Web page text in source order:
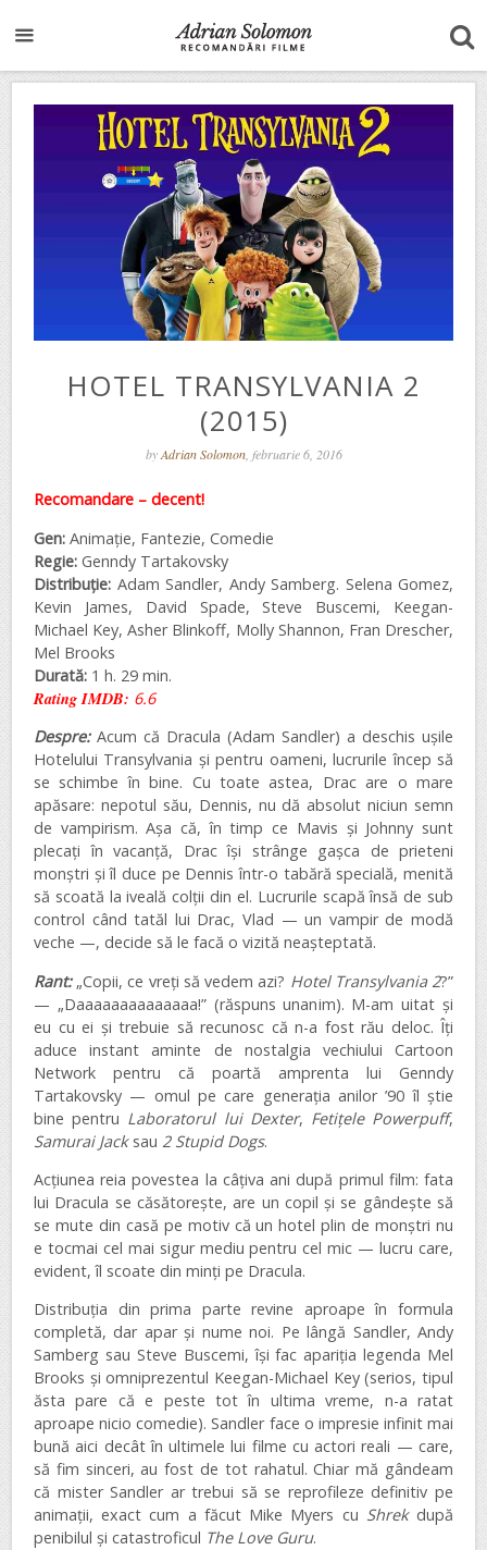
HOTEL TRANSYLVANIA 2
(2015)
byAdrian Solomon, februarie 6, 2016
Recomandare – decent!
Gen: Animație, Fantezie, Comedie
Regie: Genndy Tartakovsky
Distribuție: Adam Sandler, Andy Samberg. Selena Gomez,
Kevin James, David Spade, Steve Buscemi, Keegan-
Michael Key, Asher Blinkoff, Molly Shannon, Fran Drescher,
Mel Brooks
Durată: 1 h. 29 min.
Rating IMDB: 6.6
Despre:Acum că Dracula (Adam Sandler) a deschis ușile
Hotelului Transylvania și pentru oameni, lucrurile încep să
se schimbe în bine. Cu toate astea, Drac are o mare
apăsare: nepotul său, Dennis, nu dă absolut niciun semn
de vampirism. Așa că, în timp ce Mavis și Johnny sunt
plecați în vacanță, Drac își strânge gașca de prieteni
monștri și îl duce pe Dennis într-o tabără specială, menită
să scoată la iveală colții din el. Lucrurile scapă însă de sub
control când tatăl lui Drac, Vlad — un vampir de modă
veche —, decide să le facă o vizită neașteptată.
Rant: „Copii, ce vreți să vedem azi? Hotel Transylvania 2?”
— „Daaaaaaaaaaaaaa!” (răspuns unanim). M-am uitat și
eu cu ei și trebuie să recunosc că n-a fost rău deloc. Îți
aduce instant aminte de nostalgia vechiului Cartoon
Network pentru că poartă amprenta lui Genndy
Tartakovsky — omul pe care generația anilor ’90 îl știe
bine pentru Laboratorul lui Dexter, Fetițele Powerpuff,
Samurai Jacksau 2 Stupid Dogs.
Acțiunea reia povestea la câțiva ani după primul film: fata
lui Dracula se căsătorește, are un copil și se gândește să
se mute din casă pe motiv că un hotel plin de monștri nu
e tocmai cel mai sigur mediu pentru cel mic — lucru care,
evident, îl scoate din minți pe Dracula.
Distribuția din prima parte revine aproape în formula
completă, dar apar și nume noi. Pe lângă Sandler, Andy
Samberg sau Steve Buscemi, își fac apariția legenda Mel
Brooks și omniprezentul Keegan-Michael Key (serios, tipul
ăsta pare că e peste tot în ultima vreme, n-a ratat
aproape nicio comedie). Sandler face o impresie infinit mai
bună aici decât în ultimele lui filme cu actori reali — care,
să fim sinceri, au fost de tot rahatul. Chiar mă gândeam
că mister Sandler ar trebui să se reprofileze definitiv pe
animații, exact cum a făcut Mike Myers cu Shrekdupă
penibilul și catastroficul The Love Guru.